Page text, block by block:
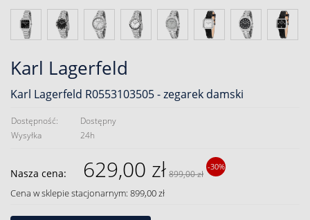
Karl Lagerfeld
Karl Lagerfeld R0553103505 - zegarek damski
Dostępność:
Dostępny
Wysyłka
24h
Nasza cena: 629,00 zł 899,00 zł
-30%
Cena w sklepie stacjonarnym: 899,00 zł